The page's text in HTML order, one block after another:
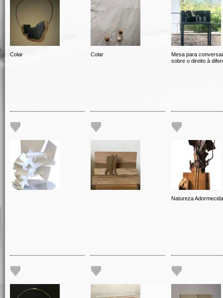
Colar Colar
Mesa para conversar
sobre o direito à
Natureza Adormecida